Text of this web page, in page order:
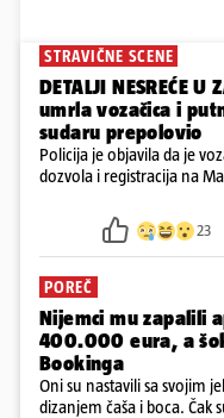
STRAVIČNE SCENE
DETALJI NESREĆE
umrla vozačica i
sudaru prepolovio
Policija je objavila da je
dozvola i registracija na
23
POREČ
Nijemci mu zapalili
400.000 eura, a
Bookinga
Oni su nastavili sa svojim
dizanjem čaša i boca. Čak